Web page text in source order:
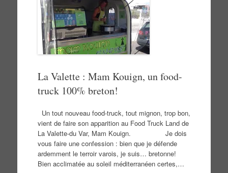
La Valette : Mam Kouign, un food-
truck 100% breton!
Un tout nouveau food-truck, tout mignon, trop bon,
vient de faire son apparition au Food Truck Land de
La Valette-du Var, Mam Kouign. Je dois
vous faire une confession : bien que je défende
ardemment le terroir varois, je suis… bretonne!
Bien acclimatée au soleil méditerranéen certes,…